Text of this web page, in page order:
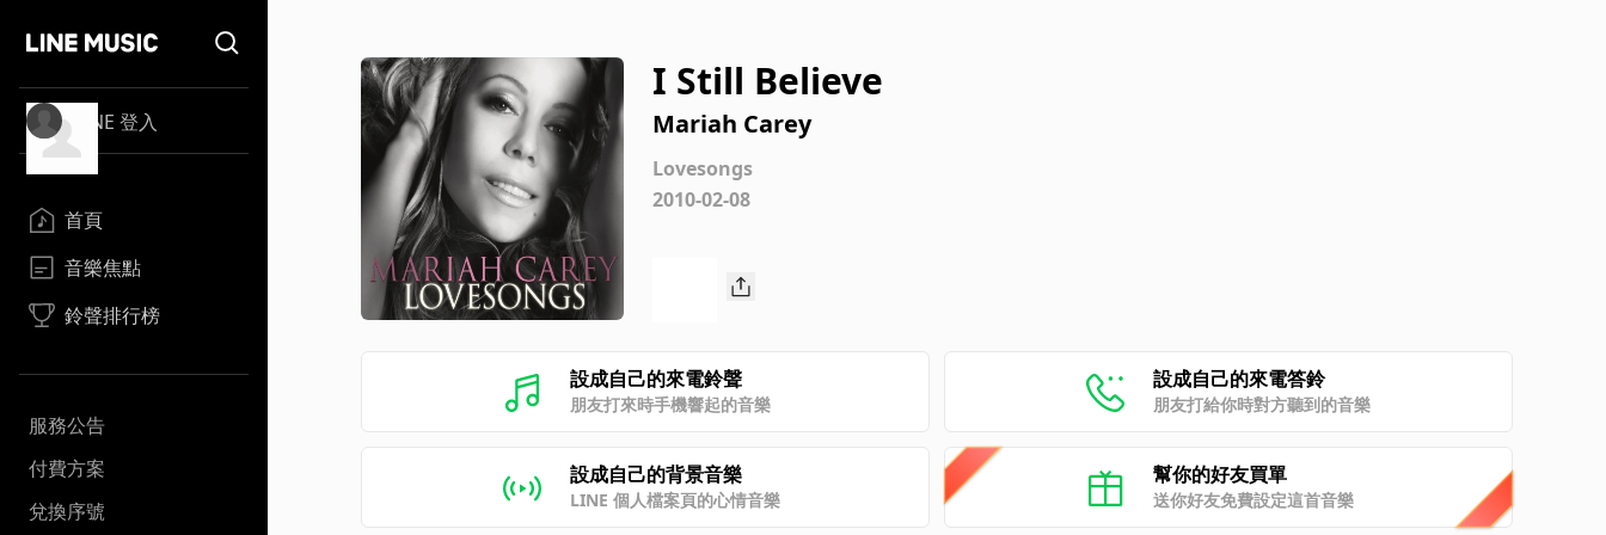
LINE 登入
首頁
音樂焦點
鈴聲排行榜
服務公告
付費方案
兌換序號
I Still Believe
Mariah Carey
Lovesongs
2010-02-08
設成自己的來電鈴聲
朋友打來時手機響起的音樂
設成自己的來電答鈴
朋友打給你時對方聽到的音樂
設成自己的背景音樂
LINE 個人檔案頁的心情音樂
幫你的好友買單
送你好友免費設定這首音樂